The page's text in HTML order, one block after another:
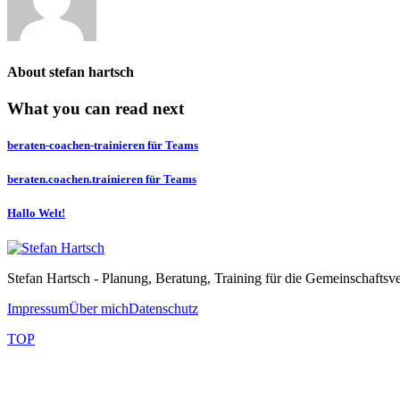
About stefan hartsch
What you can read next
beraten-coachen-trainieren für Teams
beraten.coachen.trainieren für Teams
Hallo Welt!
Stefan Hartsch - Planung, Beratung, Training für die
ImpressumÜber michDatenschutz
TOP